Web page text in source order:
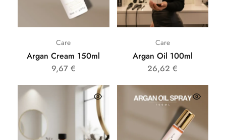
Care
Argan Cream 150ml
9,67 €
Care
Argan Oil 100ml
26,62€